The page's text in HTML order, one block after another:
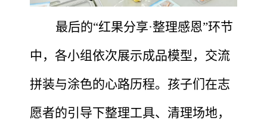
最后的“红果分享·整理感恩”环节
中，各小组依次展示成品模型，交流
拼装与涂色的心路历程。孩子们在志
愿者的引导下整理工具、清理场地，